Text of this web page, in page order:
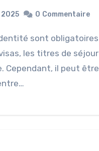
0 Commentaire
les titres de séjour
Cependant, il peut être